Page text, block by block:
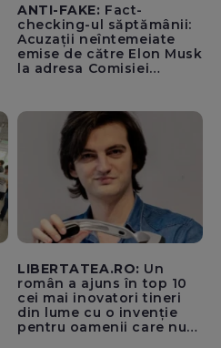
ANTI-FAKE: Fact-
checking-ul săptămânii:
Acuzații neîntemeiate
emise de către Elon Musk
la adresa Comisiei
pentru instaurarea
„cenzurii” pe platforma X
LIBERTATEA.RO: Un
român a ajuns în top 10
cei mai inovatori tineri
din lume cu o invenție
pentru oamenii care nu